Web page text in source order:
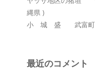
縄県 )
小 城 盛 武富町
最近のコメント